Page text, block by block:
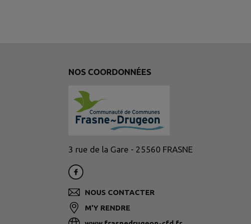
NOS COORDONNÉES
3 rue de la Gare - 25560 FRASNE
NOUS CONTACTER
M'Y RENDRE